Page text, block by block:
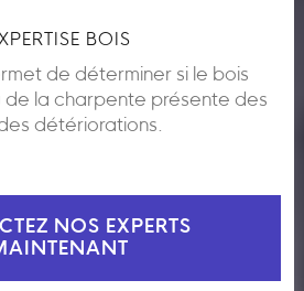
BOIS
de déterminer si le bois
de la charpente présente des
détériorations.
NOS EXPERTS